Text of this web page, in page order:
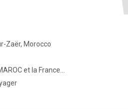
Zaër, Morocco
et la France...